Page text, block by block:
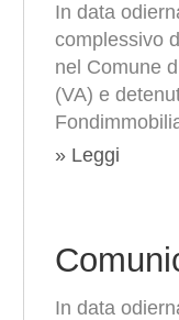
In data
complessivo
nel Comune
(VA) e
» Leggi
In data